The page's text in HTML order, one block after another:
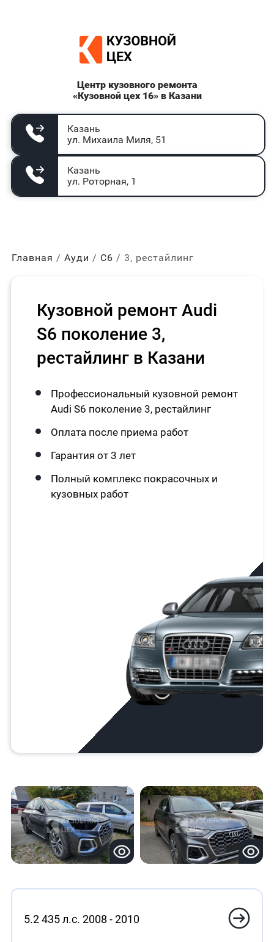
Центр кузовного ремонта
«Кузовной цех 16» в Казани
Казань
ул. Михаила Миля, 51
Казань
ул. Роторная, 1
Главная Ауди С6 3, рестайлинг
Кузовной ремонт Audi
S6 поколение 3,
рестайлинг в Казани
Профессиональный кузовной ремонт
Audi S6 поколение 3, рестайлинг
Оплата после приема работ
Гарантия от 3 лет
Полный комплекс покрасочных и
кузовных работ
5.2 435 л.с. 2008 - 2010